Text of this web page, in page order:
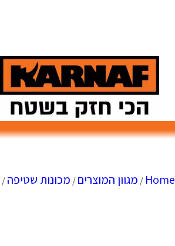
Home
/ מגוון המוצרים/ מכונות שטיפה/